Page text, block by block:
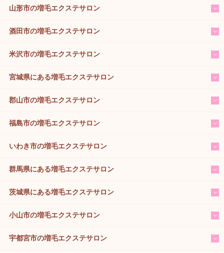
山形市の増毛エクステサロン
酒田市の増毛エクステサロン
米沢市の増毛エクステサロン
宮城県にある増毛エクステサロン
郡山市の増毛エクステサロン
福島市の増毛エクステサロン
いわき市の増毛エクステサロン
群馬県にある増毛エクステサロン
茨城県にある増毛エクステサロン
小山市の増毛エクステサロン
宇都宮市の増毛エクステサロン